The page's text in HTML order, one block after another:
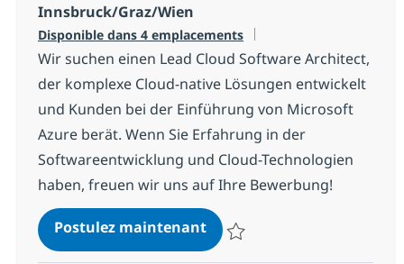
Innsbruck/Graz/Wien
Disponible dans 4 emplacements
Wir suchen einen Lead Cloud Software Architect,
der komplexe Cloud-native Lösungen entwickelt
und Kunden bei der Einführung von Microsoft
Azure berät. Wenn Sie Erfahrung in der
Softwareentwicklung und Cloud-Technologien
haben, freuen wir uns auf Ihre Bewerbung!
Postulez maintenantLead Cloud Software